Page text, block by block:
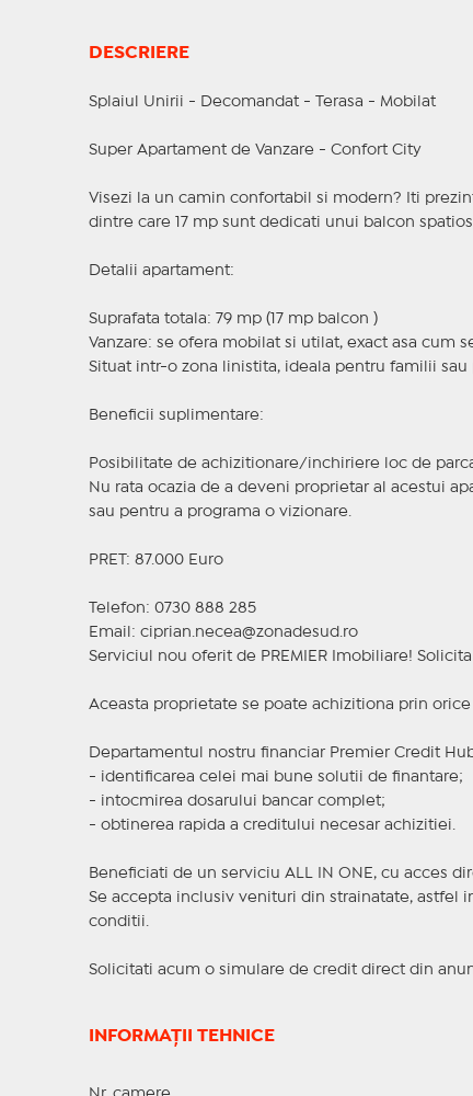
DESCRIERE
Splaiul Unirii - Decomandat - Terasa - Mobilat
Super Apartament de Vanzare - Confort City
Visezi la un camin confortabil si modern? Iti
dintre care 17 mp sunt dedicati unui balcon
Detalii apartament:
Suprafata totala: 79 mp (17 mp balcon )
Vanzare: se ofera mobilat si utilat, exact asa cum
Situat intr-o zona linistita, ideala pentru familii
Beneficii suplimentare:
Posibilitate de achizitionare/inchiriere loc de
Nu rata ocazia de a deveni proprietar al acestui
sau pentru a programa o vizionare.
PRET: 87.000 Euro
Telefon: 0730 888 285
Email: ciprian.necea@zonadesud.ro
Serviciul nou oferit de PREMIER Imobiliare!
Aceasta proprietate se poate achizitiona prin
Departamentul nostru financiar Premier Credit
- identificarea celei mai bune solutii de finantare;
- intocmirea dosarului bancar complet;
- obtinerea rapida a creditului necesar achizitiei.
Beneficiati de un serviciu ALL IN ONE, cu acces
Se accepta inclusiv venituri din strainatate, astfel
conditii.
Solicitati acum o simulare de credit direct din
INFORMAȚII TEHNICE